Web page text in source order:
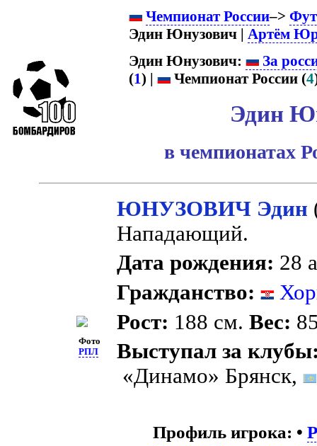
Чемпионат России–>
Эдин Юнузович | Артём
Эдин Юнузович:
За
(1) | Чемпионат России (4
Эдин
в чемпионатах
Фото
РПЛ
ЮНУЗОВИЧ Эдин
Нападающий.
Дата рождения: 28
Гражданство:
Рост: 188 см.Вес:
Выступал за
«Динамо» Брянск,
Профиль игрока: •